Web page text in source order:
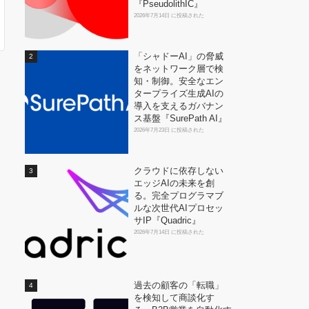
『PseudolithIC』
2026年7月14日 に投稿された
「シャドーAI」の脅威
をネットワーク層で検
知・制御。安全なエン
タープライズ生成AIの
導入を支えるガバナン
ス基盤『SurePath AI』
2026年7月23日 に投稿された
クラウドに依存しない
エッジAIの未来を創
る。完全プログラマブ
ルな次世代AIプロセッ
サIP『Quadric』
2026年7月14日 に投稿された
過去の顧客の「転職」
を検知して商談化す